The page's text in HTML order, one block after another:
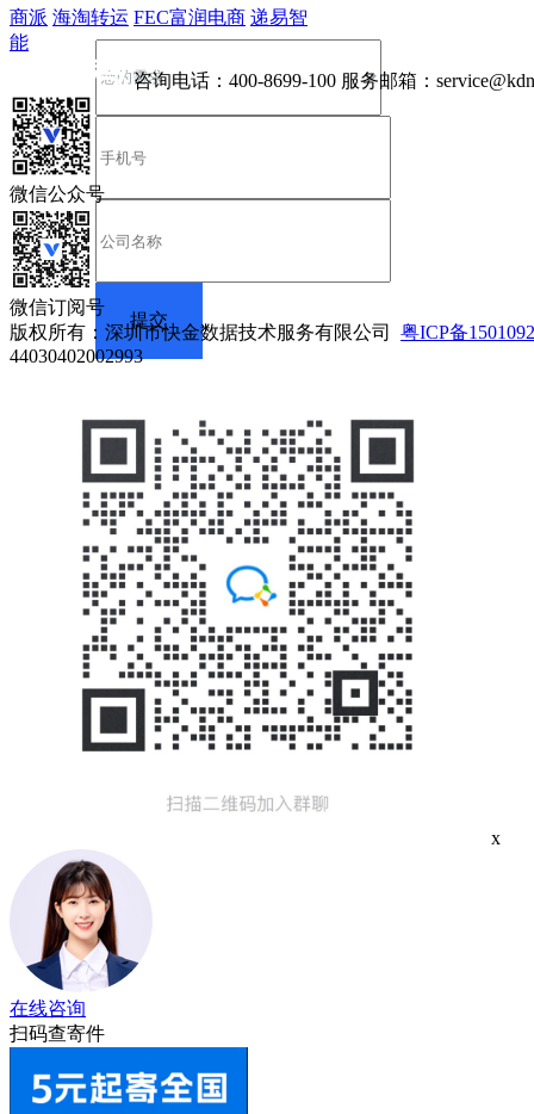
商派 海淘转运 FEC富润电商 递易智
能
咨询电话： 400-8699-100 服务邮箱：
微信公众号
微信订阅号
版权所有：深圳市快金数据技术服务有限公司 粤ICP备
44030402002993
x
在线咨询
扫码查寄件